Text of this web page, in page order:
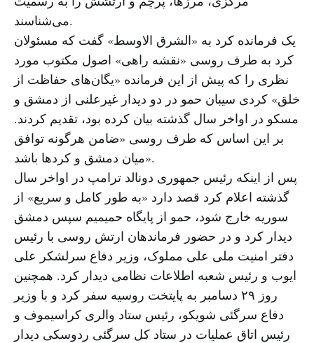
می‌شناسند.
یک فرمانده کرد به «الشرق الاوسط» گفت که مسئولان
کرد به طرف روسی «نقشه راهی» اصول مکتوب مورد
نظری را که پیش از این فرمانده «یگان‌های حفاظت از
خلق» کردی سیبان حمو در دو دیدار غیرعلنی از دمشق و
مسکو در اواخر سال گذشته بیان کرده بود، تقدیم کردند.
بر این اساس که طرف روسی «ضامن هرگونه توافق
میان دمشق و کردها باشد».
پس از اینکه رئیس جمهوری دونالد ترامپ در اواخر سال
گذشته اعلام کرد قصد دارد «به طور کامل و سریع» از
سوریه خارج شود، حمو از پایگاه حمیمیم سپس دمشق
دیدار کرد و در حضور فرماندهان ارتش روسی با رئیس
دفتر امنیت ملی علی مملوک، وزیر دفاع سرلشکر علی
ایوب و رئیس شعبه اطلاعات نظامی دیدار کرد. همچنین
روز ۲۹ دسامبر به پایتخت روسیه سفر کرد و با وزیر
دفاع سرگئی شویکو، رئیس ستاد والری کراسیموف و
رئیس اتاق عملیات در ستاد کل سرگئی ردوسکی دیدار